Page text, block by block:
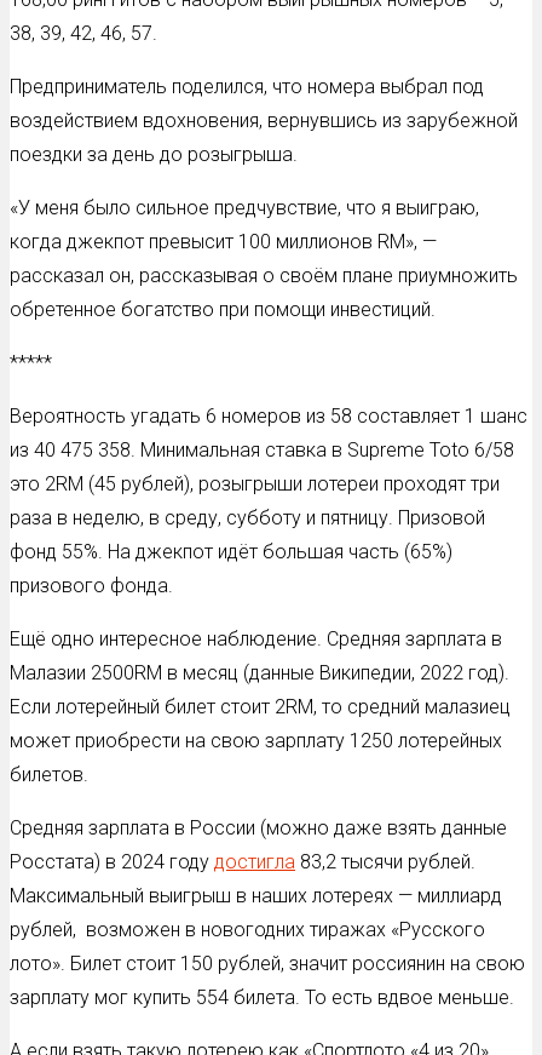
38, 39, 42, 46, 57.
Предприниматель поделился, что номера выбрал под
воздействием вдохновения, вернувшись из зарубежной
поездки за день до розыгрыша.
«У меня было сильное предчувствие, что я выиграю,
когда джекпот превысит 100 миллионов RM», —
рассказал он, рассказывая о своём плане приумножить
обретенное богатство при помощи инвестиций.
*****
Вероятность угадать 6 номеров из 58 составляет 1 шанс
из 40 475 358. Минимальная ставка в Supreme Toto 6/58
это 2RM (45 рублей), розыгрыши лотереи проходят три
раза в неделю, в среду, субботу и пятницу. Призовой
фонд 55%. На джекпот идёт большая часть (65%)
призового фонда.
Ещё одно интересное наблюдение. Средняя зарплата в
Малазии 2500RM в месяц (данные Википедии, 2022 год).
Если лотерейный билет стоит 2RM, то средний малазиец
может приобрести на свою зарплату 1250 лотерейных
билетов.
Средняя зарплата в России (можно даже взять данные
Росстата) в 2024 году достигла 83,2 тысячи рублей.
Максимальный выигрыш в наших лотереях — миллиард
рублей, возможен в новогодних тиражах «Русского
лото». Билет стоит 150 рублей, значит россиянин на свою
зарплату мог купить 554 билета. То есть вдвое меньше.